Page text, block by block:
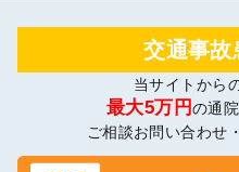
交通事故
当サイトから
最大5万円の通
ご相談お問い合わせ